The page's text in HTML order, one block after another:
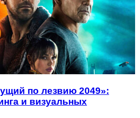
по лезвию 2049»:
и визуальных